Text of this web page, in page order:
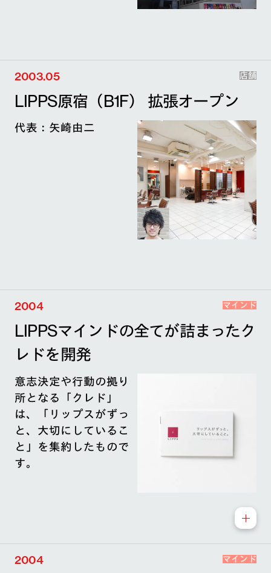
2003.05 店舗
LIPPS原宿（B1F） 拡張オープン
代表：矢崎由二
2004 マインド
LIPPSマインドの全てが詰まったク
レドを開発
意志決定や行動の拠り
所となる「クレド」
は、「リップスがずっ
と、大切にしているこ
と」を集約したもので
す。
2004 マインド